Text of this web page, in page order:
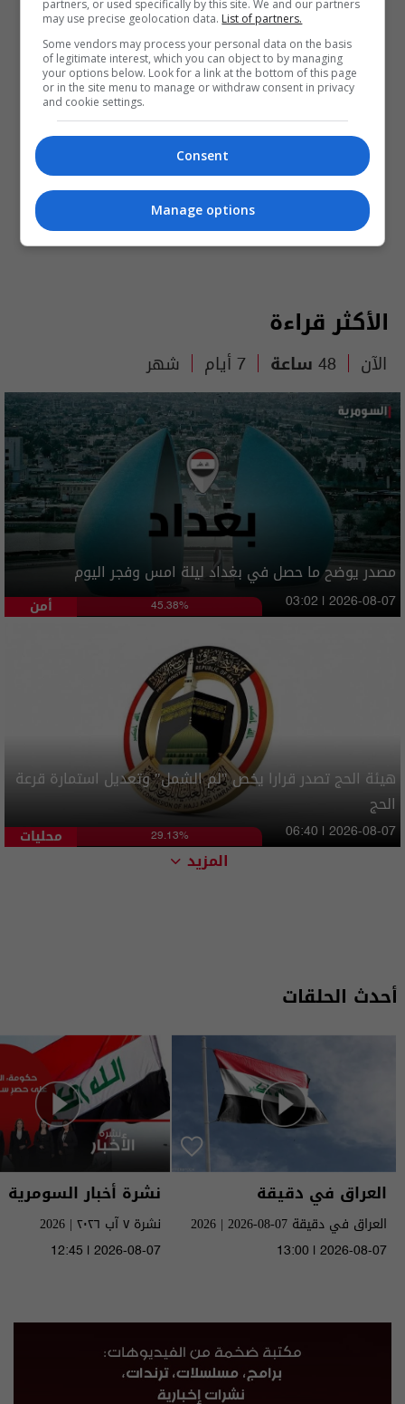
الأكثر قراءة
الآن 48 ساعة 7 أيام شهر
مصدر يوضح ما حصل في بغداد ليلة امس وفجر اليوم
أمن 45.38% 03:02 | 2026-08-07
هيئة الحج تصدر قرارا يخص "لم الشمل" وتعديل استمارة قرعة
الحج
محليات 29.13% 06:40 | 2026-08-07
المزيد
أحدث الحلقات
العراق في دقيقة
العراق في دقيقة 07-08-2026 | 2026
13:00 | 2026-08-07
نشرة أخبار السومرية
نشرة ٧ آب ٢٠٢٦ | 2026
12:45 | 2026-08-07
partners, or used specifically by this site. We and our partners
may use precise geolocation data. List of partners.
Some vendors may process your personal data on the basis
of legitimate interest, which you can object to by managing
your options below. Look for a link at the bottom of this page
or in the site menu to manage or withdraw consent in privacy
and cookie settings.
Consent
Manage options